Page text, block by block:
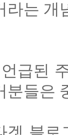
라는 개
급된
분들은